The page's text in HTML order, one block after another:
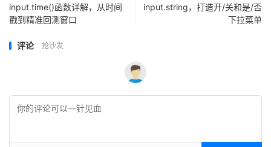
input.time()函数详解，从时间
戳到精准回测窗口
input.string，打造开/关和是/否
下拉菜单
评论 抢沙发